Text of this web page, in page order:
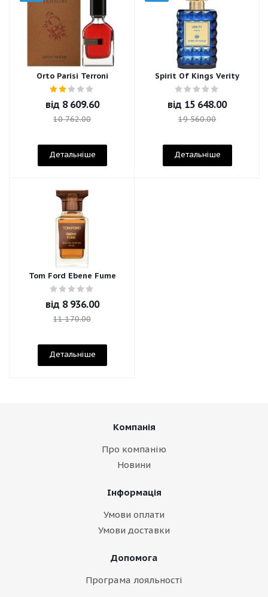
Orto Parisi Terroni
від 8 609.60
10 762.00
Детальніше
Spirit Of Kings Verity
від 15 648.00
19 560.00
Детальніше
Tom Ford Ebene Fume
від 8 936.00
11 170.00
Детальніше
Компанія
Про компанію
Новини
Інформація
Умови оплати
Умови доставки
Допомога
Програма лояльності